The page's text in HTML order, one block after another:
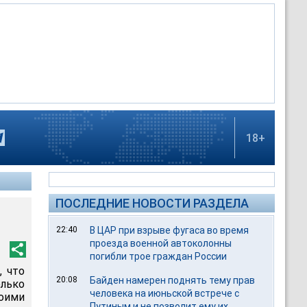
18+
что
ПОСЛЕДНИЕ НОВОСТИ РАЗДЕЛА
22:40
В ЦАР при взрыве фугаса во время
проезда военной автоколонны
погибли трое граждан России
20:08
Байден намерен поднять тему прав
человека на июньской встрече с